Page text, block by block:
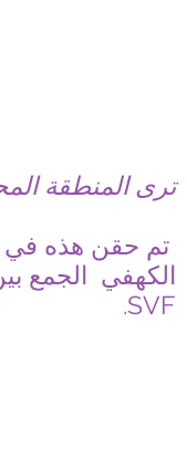
ترى المنطقة
تم حقن هذه في
الكهفي
SVF.